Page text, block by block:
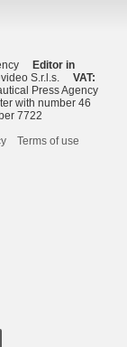
Editor in
S.r.l.s. VAT:
Press Agency
with number 46
7722
Terms of use